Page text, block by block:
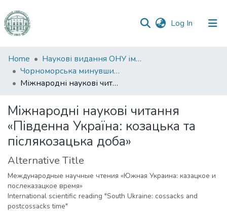
Log In (current)
Communities
&
Collections
Statistics
Home
Наукові видання ОНУ імені І. І. Мечникова
Чорноморська минувшина
Міжнародні наукові читання «Південна Україна: козацька та післякозацька доба»
Міжнародні наукові читання
«Південна Україна: козацька та
післякозацька доба»
Alternative Title
Международные научные чтения «Южная Украина: казацкое и
послеказацкое время»
International scientific reading "South Ukraine: cossacks and
postcossacks time"